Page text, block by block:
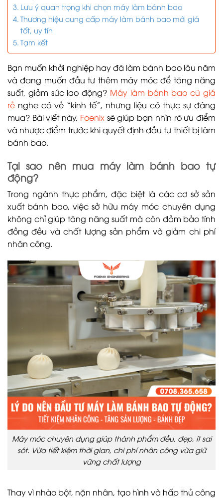
Lưu ý quan trọng khi chọn máy làm bánh bao
Thương hiệu cung cấp máy làm bánh bao mới giá
tốt, uy tín
Tạm kết
Bạn muốn khởi nghiệp hay đã làm bánh bao lâu năm
và đang muốn đầu tư thêm máy móc để tăng năng
suất, giảm sức lao động? Máy làm bánh bao cũ giá
rẻ nghe có vẻ “kinh tế”, nhưng liệu có thực sự đáng
mua? Bài viết này, Foenixsẽ giúp bạn nhìn rõ ưu điểm
và nhược điểm trước khi quyết định đầu tư thiết bị làm
bánh bao.
Tại sao nên mua máy làm bánh bao tự
động?
Trong ngành thực phẩm, đặc biệt là các cơ sở sản
xuất bánh bao, việc sở hữu máy móc chuyên dụng
không chỉ giúp tăng năng suất mà còn đảm bảo tính
đồng đều và chất lượng sản phẩm và giảm chi phí
nhân công.
Máy móc chuyên dụng giúp thành phẩm đều, đẹp, ít sai
sót. Vừa tiết kiệm thời gian, chi phí nhân công vừa giữ
vững chất lượng
Thay vì nhào bột, nặn nhân, tạo hình và hấp thủ công